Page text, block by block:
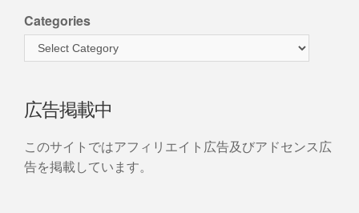
Categories
広告掲載中
このサイトではアフィリエイト広告及びアドセンス広
告を掲載しています。